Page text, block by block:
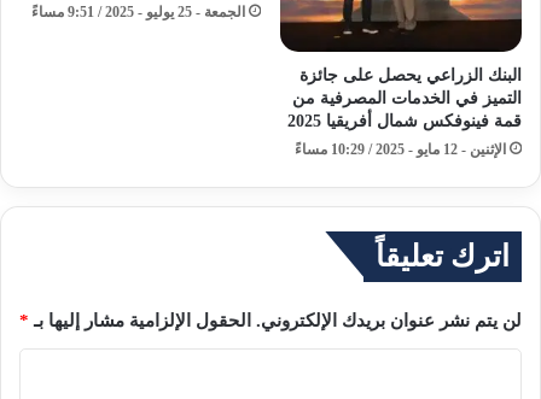
البنك الزراعي يحصل على جائزة
التميز في الخدمات المصرفية من
قمة فينوفكس شمال أفريقيا 2025
الإثنين - 12 مايو - 2025 / 10:29 مساءً
الجمعة - 25 يوليو - 2025 / 9:51 مساءً
اترك تعليقاً
لن يتم نشر عنوان بريدك الإلكتروني. الحقول الإلزامية مشار إليها بـ *